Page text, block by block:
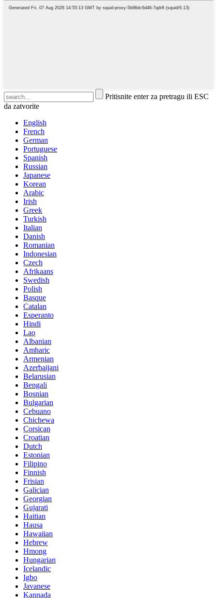
Pritisnite enter za pretragu ili ESC
da zatvorite
English
French
German
Portuguese
Spanish
Russian
Japanese
Korean
Arabic
Irish
Greek
Turkish
Italian
Danish
Romanian
Indonesian
Czech
Afrikaans
Swedish
Polish
Basque
Catalan
Esperanto
Hindi
Lao
Albanian
Amharic
Armenian
Azerbaijani
Belarusian
Bengali
Bosnian
Bulgarian
Cebuano
Chichewa
Corsican
Croatian
Dutch
Estonian
Filipino
Finnish
Frisian
Galician
Georgian
Gujarati
Haitian
Hausa
Hawaiian
Hebrew
Hmong
Hungarian
Icelandic
Igbo
Javanese
Kannada